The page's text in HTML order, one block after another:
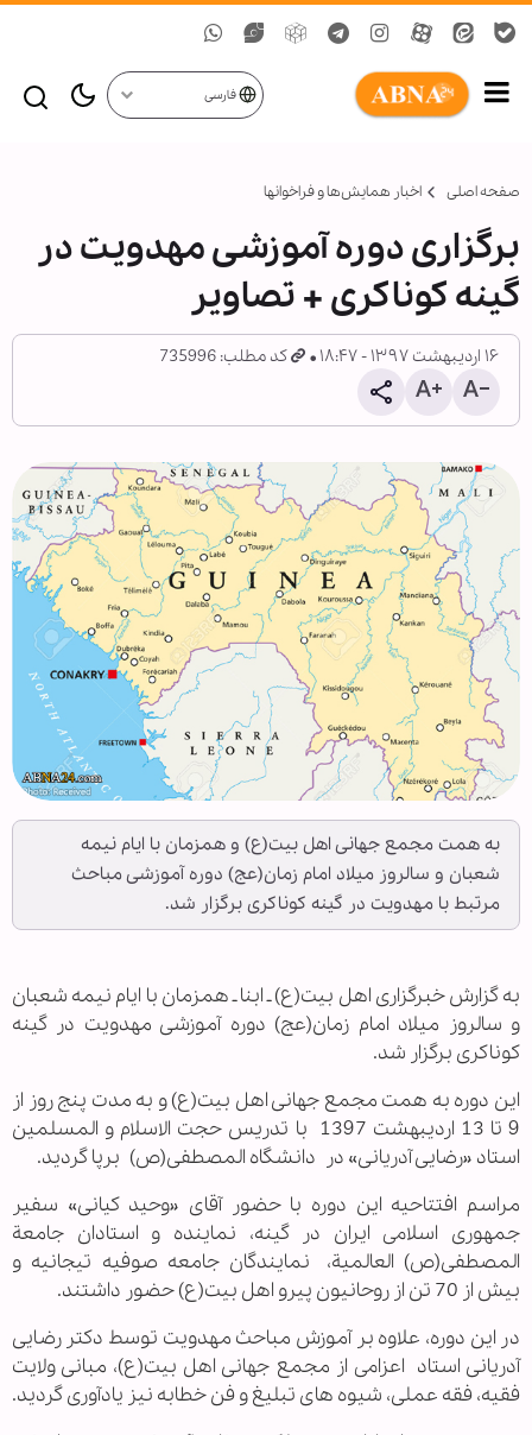
فارسی
صفحه اصلی اخبار همايش‌ها و فراخوان‏ها
برگزاری دوره آموزشی مهدویت در
گینه کوناکری + تصاویر
۱۶ اردیبهشت ۱۳۹۷ - ۱۸:۴۷ کد مطلب: 735996
به همت مجمع جهانی اهل بیت(ع) و همزمان با ایام نیمه
شعبان و سالروز میلاد امام زمان(عج) دوره آموزشی مباحث
مرتبط با مهدویت در گینه کوناکری برگزار شد.
به گزارش خبرگزاری اهل بیت(ع) ـ ابنا ـ همزمان با ایام نیمه شعبان
و سالروز میلاد امام زمان(عج) دوره آموزشی مهدویت در گینه
کوناکری برگزار شد.
این دوره به همت مجمع جهانی اهل بیت(ع) و به مدت پنج روز از
9 تا 13 اردیبهشت 1397 با تدریس حجت الاسلام و المسلمین
استاد «رضایی آدریانی» در دانشگاه المصطفی(ص) برپا گردید.
مراسم افتتاحیه این دوره با حضور آقای «وحید کیانی» سفیر
جمهوری اسلامی ایران در گینه، نماینده و استادان جامعة
المصطفی(ص) العالمیة، نمایندگان جامعه صوفیه تیجانیه و
بیش از 70 تن از روحانیون پیرو اهل بیت(ع) حضور داشتند.
در این دوره، علاوه بر آموزش مباحث مهدویت توسط دکتر رضایی
آدریانی استاد اعزامی از مجمع جهانی اهل بیت(ع)، مبانی ولایت
فقیه، فقه عملی، شیوه های تبلیغ و فن خطابه نیز یادآوری گردید.